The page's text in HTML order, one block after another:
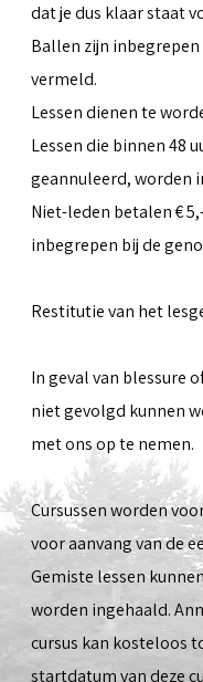
dat je dus klaar staat
Ballen zijn
vermeld.
Lessen dienen te
Lessen die binnen 48
geannuleerd, worden
Niet-leden betalen €
inbegrepen bij de
Restitutie van het
In geval van blessure
niet gevolgd kunnen
met ons op te nemen.
Cursussen worden
voor aanvang van de
Gemiste lessen
worden ingehaald.
cursus kan kosteloos
startdatum van deze